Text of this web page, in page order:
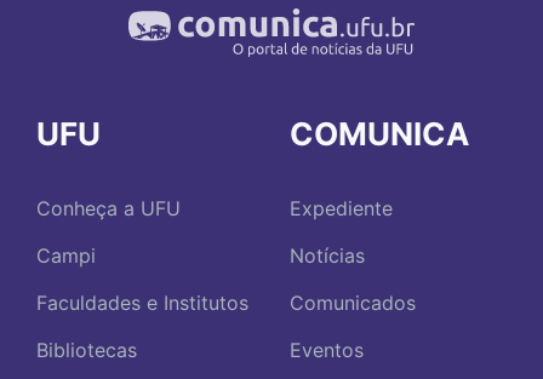
UFU
Conheça a UFU
Campi
Faculdades e Institutos
Bibliotecas
COMUNICA
Expediente
Notícias
Comunicados
Eventos